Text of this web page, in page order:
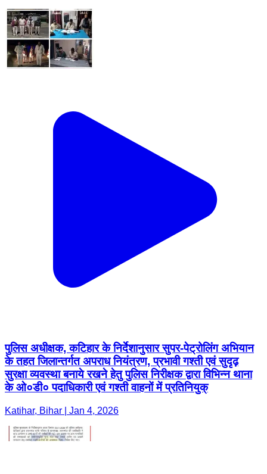
पुलिस अधीक्षक, कटिहार के निर्देशानुसार सुपर-पेट्रोलिंग अभियान
के तहत जिलान्तर्गत अपराध नियंत्रण, प्रभावी गश्ती एवं सुदृढ़
सुरक्षा व्यवस्था बनाये रखने हेतु पुलिस निरीक्षक द्वारा विभिन्न थाना
के ओ०डी० पदाधिकारी एवं गश्ती वाहनों में प्रतिनियुक्
Katihar, Bihar | Jan 4, 2026